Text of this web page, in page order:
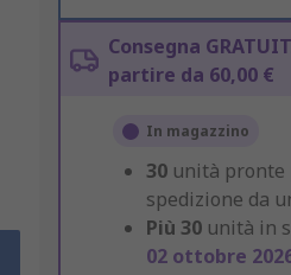
Consegna
partire da 60,00 €
In magazzino
30 unità pronte
spedizione da
Più 30 unità in
02 ottobre